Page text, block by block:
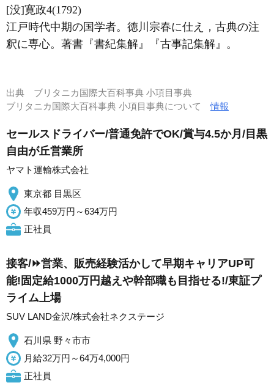
[没]寛政4(1792)
江戸時代中期の国学者。徳川宗春に仕え，古典の注
釈に専心。著書『書紀集解』『古事記集解』。
出典 ブリタニカ国際大百科事典 小項目事典
ブリタニカ国際大百科事典 小項目事典について情報
セールスドライバー/普通免許でOK/賞与4.5か月/目黒
自由が丘営業所
ヤマト運輸株式会社
東京都 目黒区
年収459万円～634万円
正社員
接客/⏩️営業、販売経験活かして早期キャリアUP可
能!固定給1000万円越えや幹部職も目指せる!/東証プ
ライム上場
SUV LAND金沢/株式会社ネクステージ
石川県 野々市市
月給32万円～64万4,000円
正社員